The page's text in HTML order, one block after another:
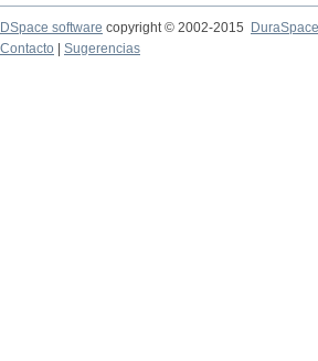
DSpace software copyright © 2002-2015
DuraSpace
Contacto
Sugerencias